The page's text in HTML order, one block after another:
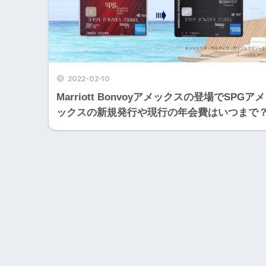
2022-02-10
Marriott Bonvoyアメックスの登場でSPGアメ
ックスの新規発行や現行の年会費はいつまで